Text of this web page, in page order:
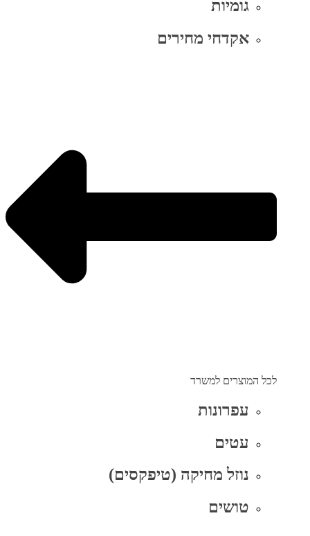
גומיות
אקדחי מחירים
לכל המוצרים למשרד
עפרונות
עטים
נוזל מחיקה (טיפקסים)
טושים